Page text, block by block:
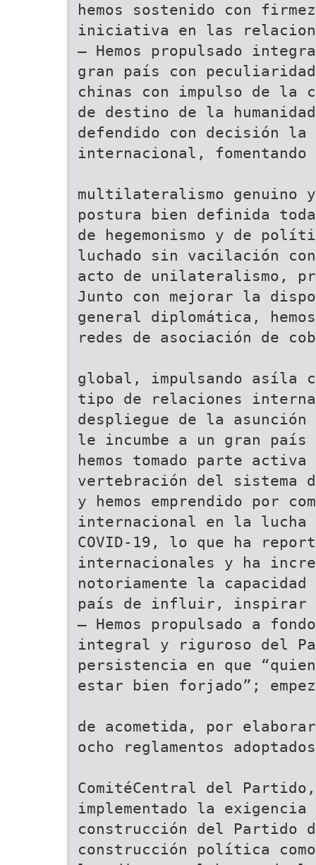
hemos sostenido con
iniciativa en las
— Hemos propulsado
gran país con
chinas con impulso de la
de destino de la
defendido con decisión
internacional,
multilateralismo genuino y
postura bien definida
de hegemonismo y de
luchado sin vacilación
acto de unilateralismo,
Junto con mejorar la
general diplomática,
redes de asociación de
global, impulsando asíla
tipo de relaciones
despliegue de la
le incumbe a un gran país
hemos tomado parte
vertebración del sistema
y hemos emprendido por
internacional en la lucha
COVID-19, lo que ha
internacionales y ha
notoriamente la
país de influir, inspirar
— Hemos propulsado a
integral y riguroso del
persistencia en que
estar bien forjado”;
de acometida, por
ocho reglamentos
ComitéCentral del Partido,
implementado la
construcción del Partido
construcción política como